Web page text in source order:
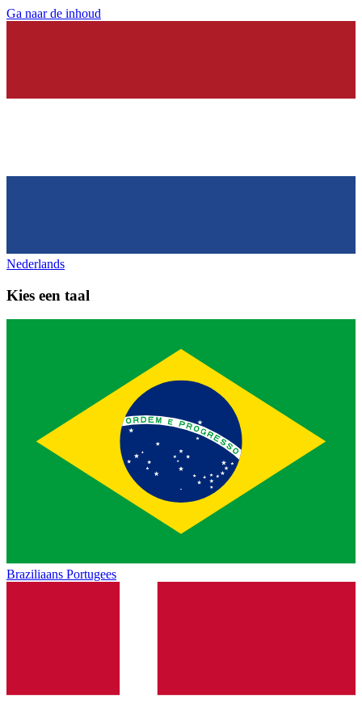
Ga naar de inhoud
Nederlands
Kies een taal
Braziliaans Portugees